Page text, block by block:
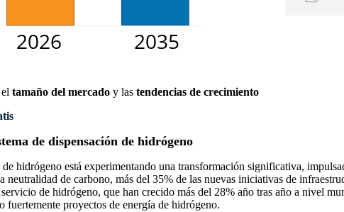
tamaño del mercado y las tendencias de crecimiento
de dispensación de hidrógeno
hidrógeno está experimentando una transformación significativa,
neutralidad de carbono, más del 35% de las nuevas iniciativas de
de hidrógeno, que han crecido más del 28% año tras año a nivel
fuertemente proyectos de energía de hidrógeno.